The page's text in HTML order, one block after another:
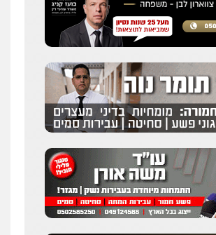
סלימאן אבו שעירה – משרד עורכי דין
פלילי בטחוני צבאי נזיקין
0547780927
דוד אפרים משרד עורכי דין
פלילי צווארון לבן מס הכנסה מע"מ
0506209859
עו"ד אשרף שחאדה
פלילי פשיעה חמורה מעצרים וחקירות
תעבורה
0549535659